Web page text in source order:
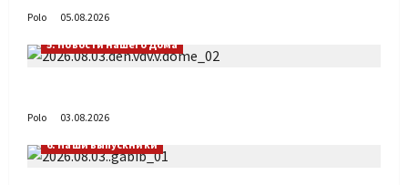
Polo
05.08.2026
5. Новости нашего Дома
Polo
03.08.2026
6. Наши выпускники